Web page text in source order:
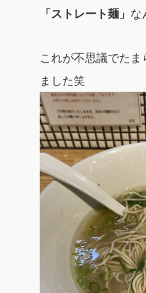
「ストレート麺」 な
これが不思議でた
ました笑